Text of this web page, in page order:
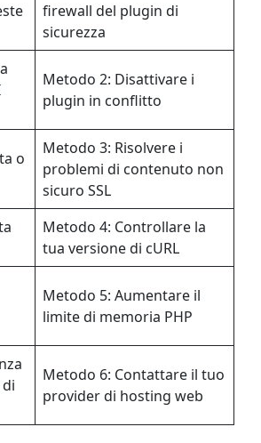
firewall del plugin di
sicurezza
Metodo 2: Disattivare i
plugin in conflitto
o
Metodo 3: Risolvere i
problemi di contenuto non
sicuro SSL
Metodo 4: Controllare la
tua versione di cURL
Metodo 5: Aumentare il
limite di memoria PHP
Metodo 6: Contattare il tuo
provider di hosting web